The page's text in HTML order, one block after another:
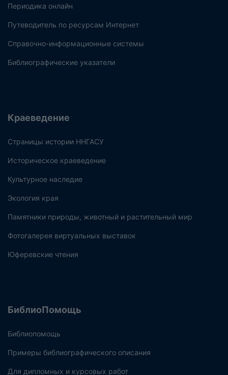
Периодика онлайн
Путеводитель по ресурсам Интернет
Справочно-информационные системы
Библиографические указатели
Краеведение
Страницы истории ННГАСУ
Историческое краеведение
Культурное наследие
Экология края
Памятники природы, животный и растительный мир
Фотогалерея виртуальных выставок
Юферевские чтения
БиблиоПомощь
Библиопомощь
Примеры библиографического описания
Для дипломных и курсовых работ